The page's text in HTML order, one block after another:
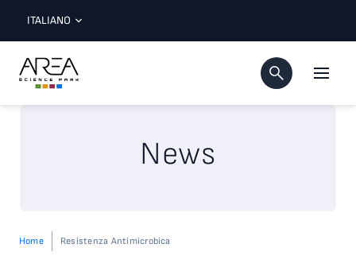
ITALIANO
News
Home Resistenza Antimicrobica